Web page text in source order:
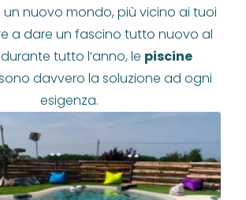
nuovo mondo, più vicino ai tuoi
a dare un fascino tutto nuovo al
tutto l’anno, le piscine
davvero la soluzione ad ogni
esigenza.